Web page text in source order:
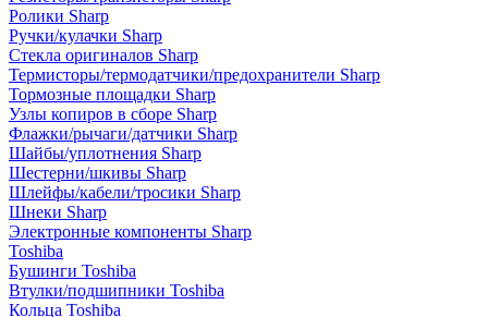
Ролики Sharp
Ручки/кулачки Sharp
Стекла оригиналов Sharp
Термисторы/термодатчики/предохранители Sharp
Тормозные площадки Sharp
Узлы копиров в сборе Sharp
Флажки/рычаги/датчики Sharp
Шайбы/уплотнения Sharp
Шестерни/шкивы Sharp
Шлейфы/кабели/тросики Sharp
Шнеки Sharp
Электронные компоненты Sharp
Toshiba
Бушинги Toshiba
Втулки/подшипники Toshiba
Кольца Toshiba